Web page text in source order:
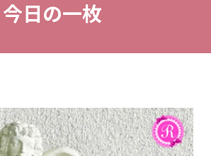
今日の一枚